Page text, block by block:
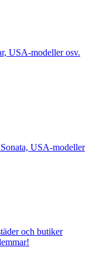
USA-modeller osv.
USA-modeller
och butiker